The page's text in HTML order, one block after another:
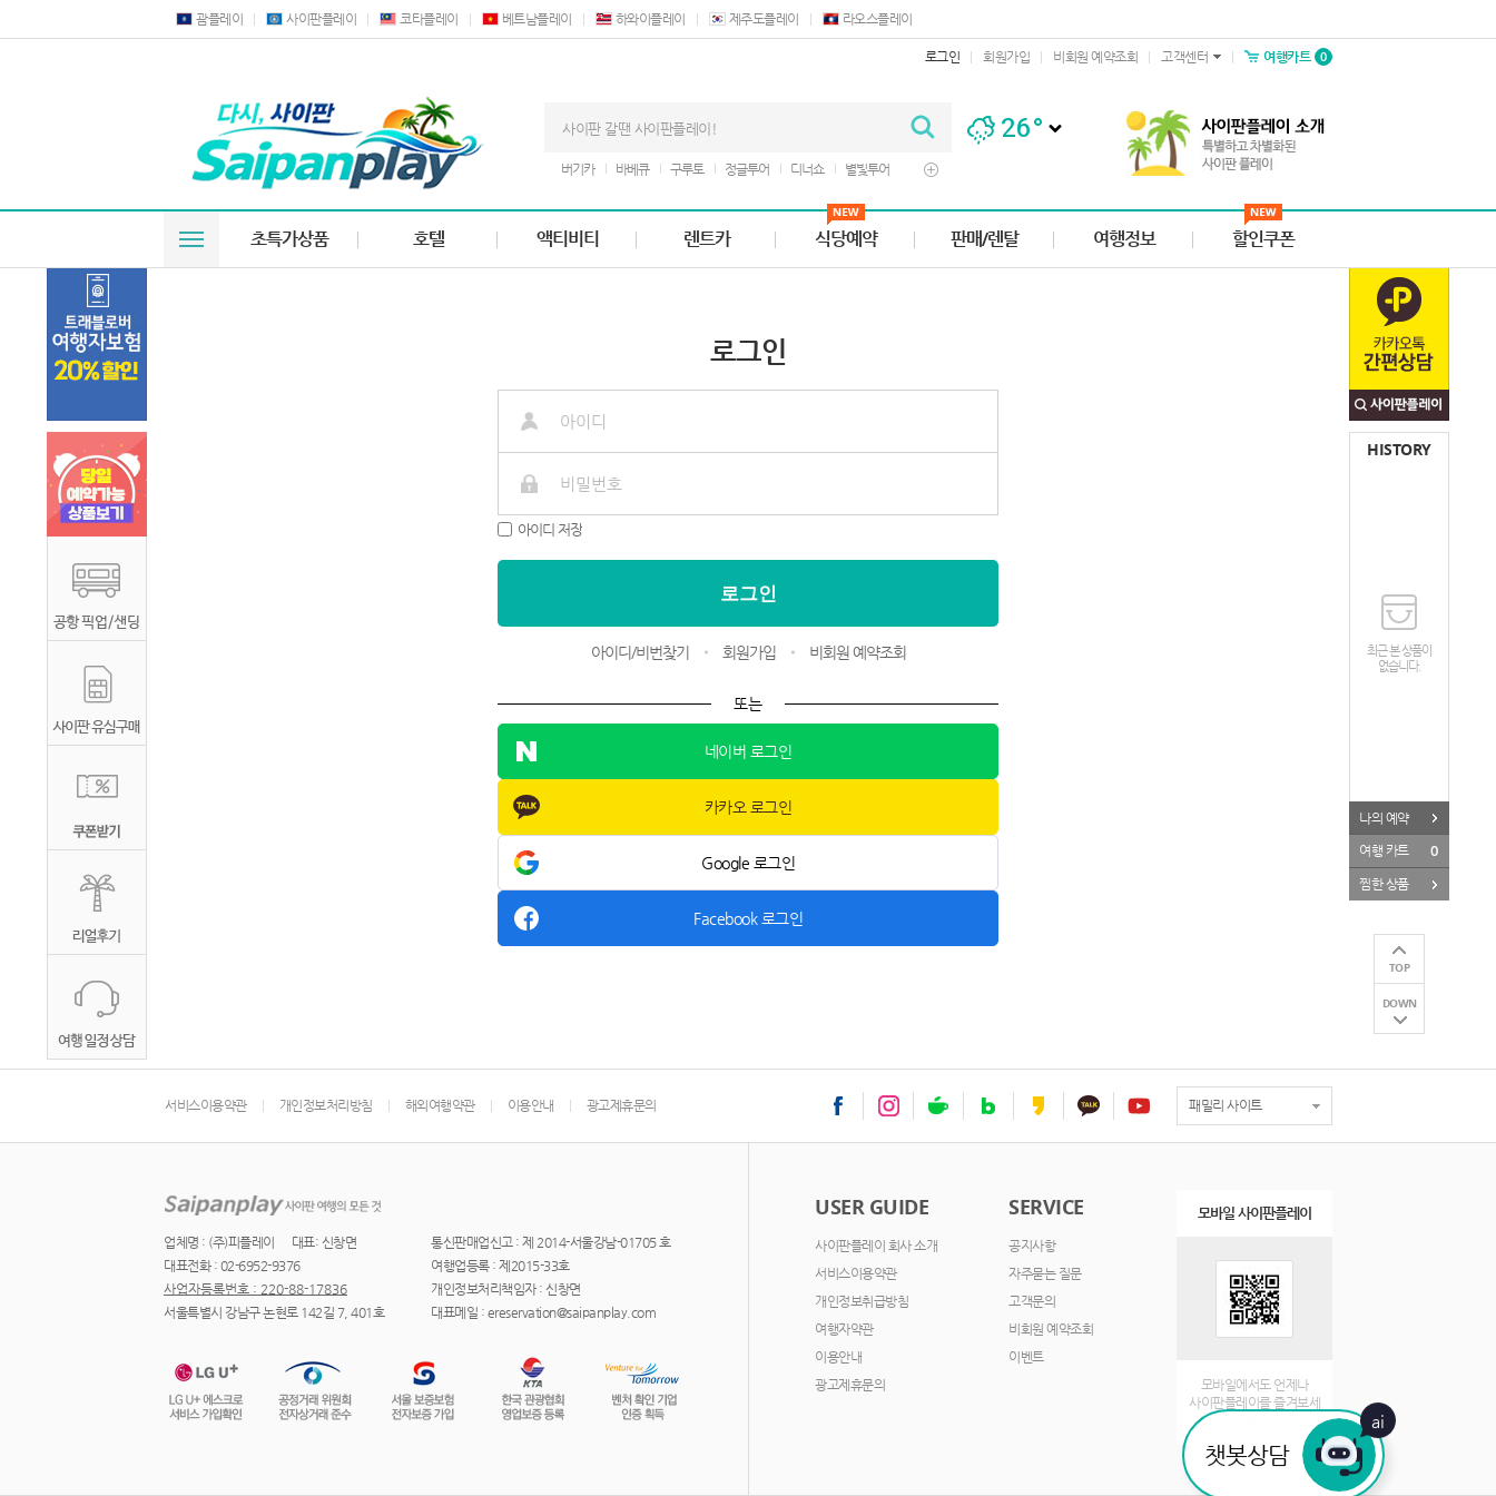
괌플레이 사이판플레이 코타플레이 베트남플레이 하와이플레이 제주도플레이 라오스플레이
로그인 회원가입 비회원 예약조회 고객센터 여행카트 0
버기카 바베큐 구루토 정글투어 디너쇼
별빛투어
26°
초특가상품 호텔 액티비티 렌트카 식당예약 판매/렌탈 여행정보 할인쿠폰
로그인
아이디 저장
아이디/비번찾기 회원가입 비회원 예약조회
또는
네이버 로그인
카카오 로그인
Google 로그인
Facebook 로그인
챗봇상담
ai
서비스이용약관 개인정보처리방침 해외여행약관 이용안내 광고제휴문의 패밀리 사이트
업체명 : (주)피플레이
대표: 신창면
대표전화 : 02-6952-9376
사업자등록번호 : 220-88-17836
서울특별시 강남구 논현로 142길 7, 401호
통신판매업신고 : 제 2014-서울강남-01705 호
여행업등록 : 제2015-33호
개인정보처리책임자 : 신창면
대표메일 : ereservation@saipanplay.com
USER GUIDE
사이판플레이 회사 소개
서비스이용약관
개인정보취급방침
여행자약관
이용안내
광고제휴문의
SERVICE
공지사항
자주묻는 질문
고객문의
비회원 예약조회
이벤트
모바일 사이판플레이
모바일에서도 언제나
사이판플레이를 즐겨보세
HISTORY
최근 본 상품이
없습니다.
나의 예약
여행 카트 0
찜한 상품
TOP
DOWN